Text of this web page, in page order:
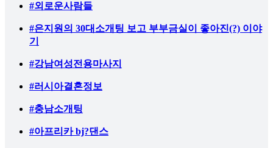
#외로운사람들
#은지원의 30대소개팅 보고 부부금실이 좋아진(?) 이야
기
#강남여성전용마사지
#러시아결혼정보
#충남소개팅
#아프리카 bj?댄스